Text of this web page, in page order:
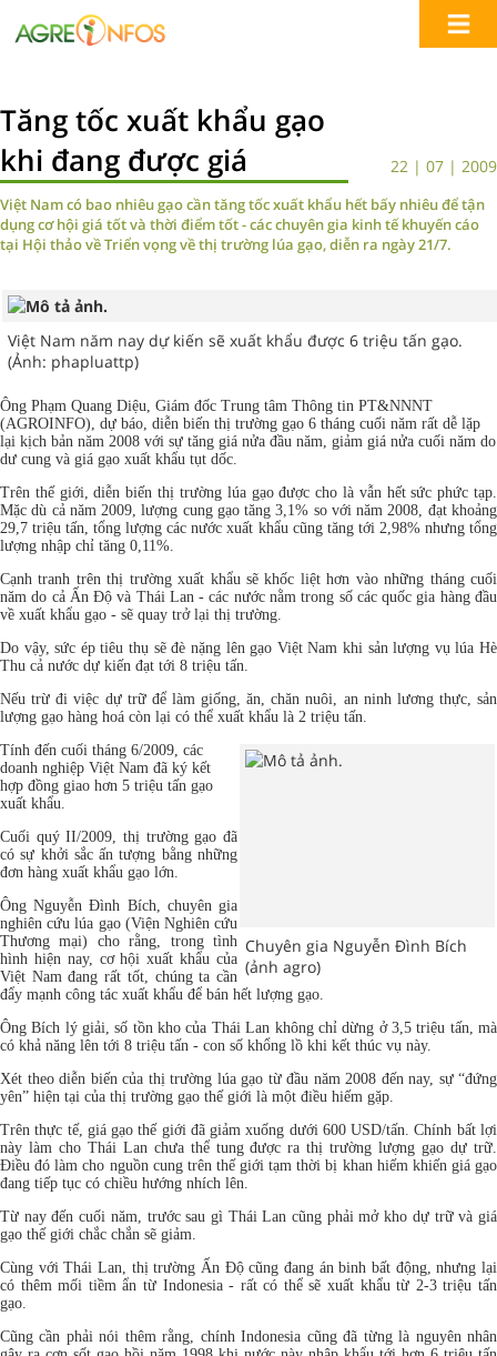
Tăng tốc xuất khẩu gạo
khi đang được giá
22 | 07 | 2009
Việt Nam có bao nhiêu gạo cần tăng tốc xuất khẩu hết bấy nhiêu để tận
dụng cơ hội giá tốt và thời điểm tốt - các chuyên gia kinh tế khuyến cáo
tại Hội thảo về Triển vọng về thị trường lúa gạo, diễn ra ngày 21/7.
Việt Nam năm nay dự kiến sẽ xuất khẩu được 6 triệu tấn gạo.
(Ảnh: phapluattp)
Ông Phạm Quang Diệu, Giám đốc Trung tâm Thông tin PT&NNNT
(AGROINFO), dự báo, diễn biến thị trường gạo 6 tháng cuối năm rất dễ lặp
lại kịch bản năm 2008 với sự tăng giá nửa đầu năm, giảm giá nửa cuối năm do
dư cung và giá gạo xuất khẩu tụt dốc.
Trên thế giới, diễn biến thị trường lúa gạo được cho là vẫn hết sức phức tạp.
Mặc dù cả năm 2009, lượng cung gạo tăng 3,1% so với năm 2008, đạt khoảng
29,7 triệu tấn, tổng lượng các nước xuất khẩu cũng tăng tới 2,98% nhưng tổng
lượng nhập chỉ tăng 0,11%.
Cạnh tranh trên thị trường xuất khẩu sẽ khốc liệt hơn vào những tháng cuối
năm do cả Ấn Độ và Thái Lan - các nước nằm trong số các quốc gia hàng đầu
về xuất khẩu gạo - sẽ quay trở lại thị trường.
Do vậy, sức ép tiêu thụ sẽ đè nặng lên gạo Việt Nam khi sản lượng vụ lúa Hè
Thu cả nước dự kiến đạt tới 8 triệu tấn.
Nếu trừ đi việc dự trữ để làm giống, ăn, chăn nuôi, an ninh lương thực, sản
lượng gạo hàng hoá còn lại có thể xuất khẩu là 2 triệu tấn.
Chuyên gia Nguyễn Đình Bích
(ảnh agro)
Tính đến cuối tháng 6/2009, các
doanh nghiệp Việt Nam đã ký kết
hợp đồng giao hơn 5 triệu tấn gạo
xuất khẩu.
Cuối quý II/2009, thị trường gạo đã
có sự khởi sắc ấn tượng bằng những
đơn hàng xuất khẩu gạo lớn.
Ông Nguyễn Đình Bích, chuyên gia
nghiên cứu lúa gạo (Viện Nghiên cứu
Thương mại) cho rằng, trong tình
hình hiện nay, cơ hội xuất khẩu của
Việt Nam đang rất tốt, chúng ta cần
đẩy mạnh công tác xuất khẩu để bán hết lượng gạo.
Ông Bích lý giải, số tồn kho của Thái Lan không chỉ dừng ở 3,5 triệu tấn, mà
có khả năng lên tới 8 triệu tấn - con số khổng lồ khi kết thúc vụ này.
Xét theo diễn biến của thị trường lúa gạo từ đầu năm 2008 đến nay, sự “đứng
yên” hiện tại của thị trường gạo thế giới là một điều hiếm gặp.
Trên thực tế, giá gạo thế giới đã giảm xuống dưới 600 USD/tấn. Chính bất lợi
này làm cho Thái Lan chưa thể tung được ra thị trường lượng gạo dự trữ.
Điều đó làm cho nguồn cung trên thế giới tạm thời bị khan hiếm khiến giá gạo
đang tiếp tục có chiều hướng nhích lên.
Từ nay đến cuối năm, trước sau gì Thái Lan cũng phải mở kho dự trữ và giá
gạo thế giới chắc chắn sẽ giảm.
Cùng với Thái Lan, thị trường Ấn Độ cũng đang án binh bất động, nhưng lại
có thêm mối tiềm ẩn từ Indonesia - rất có thể sẽ xuất khẩu từ 2-3 triệu tấn
gạo.
Cũng cần phải nói thêm rằng, chính Indonesia cũng đã từng là nguyên nhân